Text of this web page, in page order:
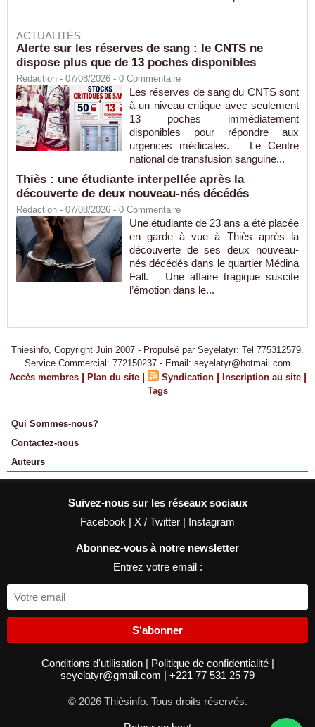
ACTUALITÉS
Alerte sur les réserves de sang : le CNTS ne
dispose plus que de 13 poches disponibles
Rédaction - 07/08/2026 - 0 Commentaire
Les réserves de sang du CNTS sont
à un niveau critique avec seulement
13 poches immédiatement
disponibles pour répondre aux
urgences médicales. Le Centre
national de transfusion sanguine...
Thiès : une étudiante interpellée après la
découverte de deux nouveau-nés décédés
Rédaction - 07/08/2026 - 0 Commentaire
Une étudiante de 23 ans a été placée
en garde à vue à Thiès après la
découverte de ses deux nouveau-
nés décédés dans le quartier Médina
Fall. Une affaire tragique suscite
l’émotion dans le...
Thiesinfo, Copyright Juin 2007 - Propulsé par Seyelatyr: Tel 775312579.
Service Commercial: 772150237 - Email: seyelatyr@hotmail.com
Accès membres | Plan du site | Syndication | Inscription au site |
Tags
Qui Sommes-nous?
Contactez-nous
Auteurs
Suivez-nous sur les réseaux sociaux
Facebook | X / Twitter | Instagram
Abonnez-vous à notre newsletter
Entrez votre email :
S'abonner
Conditions d'utilisation | Politique de confidentialité |
seyelatyr@gmail.com | +221 77 531 25 79
© 2026 Thièsinfo. Tous droits réservés.